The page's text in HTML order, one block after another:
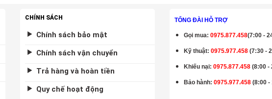
CHÍNH SÁCH
Chính sách bảo mật
Chính sách vận chuyển
Trả hàng và hoàn tiền
Quy chế hoạt động
TỔNG ĐÀI HỖ TRỢ
Gọi mua:0975.877.458(7:00 -
Kỹ thuật:0975.977.458 (7:30 -
Khiếu nại: 0975.877.458 (8:00 -
Bảo hành:0975.977.458 (8:00 -